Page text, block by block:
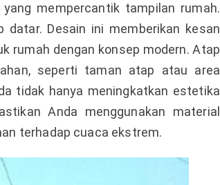
mempercantik tampilan rumah.
Desain ini memberikan kesan
rumah dengan konsep modern. Atap
seperti taman atap atau area
tidak hanya meningkatkan estetika
Anda menggunakan material
terhadap cuaca ekstrem.